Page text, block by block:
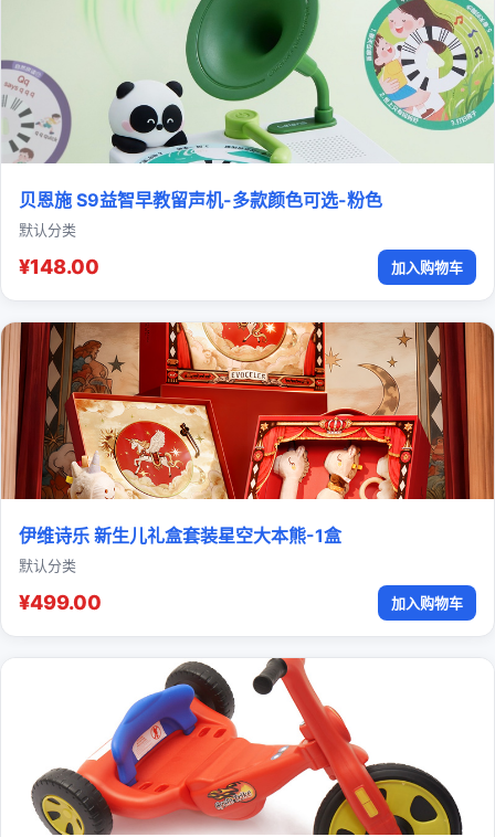
贝恩施 S9益智早教留声机-多款颜色可选-粉色
默认分类
¥148.00 加入购物车
伊维诗乐 新生儿礼盒套装星空大本熊-1盒
默认分类
¥499.00 加入购物车